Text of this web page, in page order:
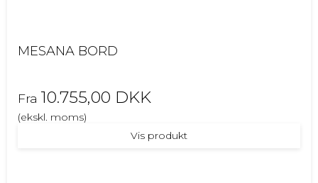
MESANA BORD
Fra 10.755,00 DKK
(ekskl. moms)
Vis produkt